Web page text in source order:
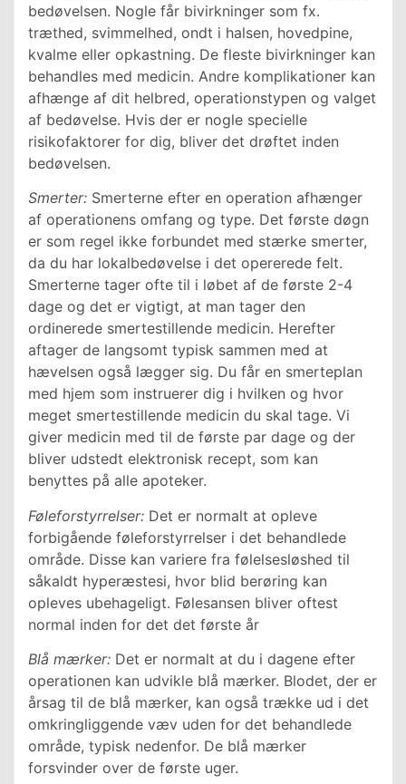
bedøvelsen. Nogle får bivirkninger som fx.
træthed, svimmelhed, ondt i halsen, hovedpine,
kvalme eller opkastning. De fleste bivirkninger kan
behandles med medicin. Andre komplikationer kan
afhænge af dit helbred, operationstypen og valget
af bedøvelse. Hvis der er nogle specielle
risikofaktorer for dig, bliver det drøftet inden
bedøvelsen.
Smerter: Smerterne efter en operation afhænger
af operationens omfang og type. Det første døgn
er som regel ikke forbundet med stærke smerter,
da du har lokalbedøvelse i det opererede felt.
Smerterne tager ofte til i løbet af de første 2-4
dage og det er vigtigt, at man tager den
ordinerede smertestillende medicin. Herefter
aftager de langsomt typisk sammen med at
hævelsen også lægger sig. Du får en smerteplan
med hjem som instruerer dig i hvilken og hvor
meget smertestillende medicin du skal tage. Vi
giver medicin med til de første par dage og der
bliver udstedt elektronisk recept, som kan
benyttes på alle apoteker.
Føleforstyrrelser: Det er normalt at opleve
forbigående føleforstyrrelser i det behandlede
område. Disse kan variere fra følelsesløshed til
såkaldt hyperæstesi, hvor blid berøring kan
opleves ubehageligt. Følesansen bliver oftest
normal inden for det det første år
Blå mærker: Det er normalt at du i dagene efter
operationen kan udvikle blå mærker. Blodet, der er
årsag til de blå mærker, kan også trække ud i det
omkringliggende væv uden for det behandlede
område, typisk nedenfor. De blå mærker
forsvinder over de første uger.